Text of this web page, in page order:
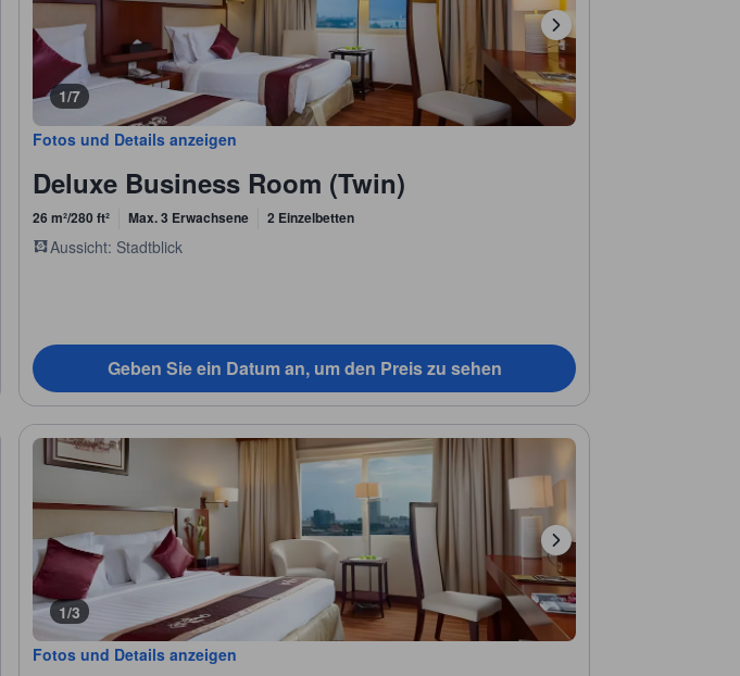
1/7
Fotos und Details anzeigen
Deluxe Business Room (Twin)
26 m²/280 ft² Max. 3 Erwachsene 2 Einzelbetten
Aussicht: Stadtblick
Geben Sie ein Datum an, um den Preis zu sehen
1/3
Fotos und Details anzeigen